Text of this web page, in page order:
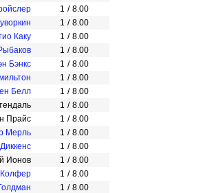
1 / 8.00
1 / 8.00
Каку 1 / 8.00
1 / 8.00
Бэнкс 1 / 8.00
1 / 8.00
Белл 1 / 8.00
1 / 8.00
Прайс 1 / 8.00
Мерль 1 / 8.00
1 / 8.00
Ионов 1 / 8.00
1 / 8.00
1 / 8.00